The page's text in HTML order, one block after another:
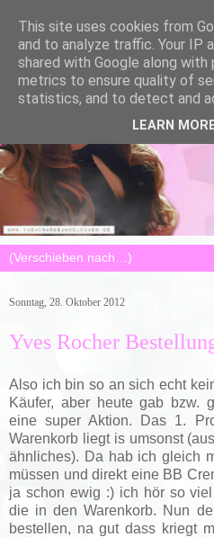
Sonntag, 28. Oktober 2012
Yves Rocher
Also ich bin so an sich echt
Käufer, aber heute gab bzw.
eine super Aktion. Das 1.
Warenkorb liegt is umsonst
ähnliches). Da hab ich gleich
müssen und direkt eine BB
ja schon ewig :) ich hör so
die in den Warenkorb. Nun
bestellen, na gut dass kriegt
This site uses cookies from
and to analyze traffic. Your IP
shared with Google along
metrics to ensure quality of
statistics, and to detect and
LEARN